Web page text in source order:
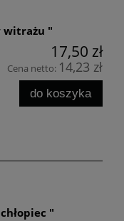
witrażu "
17,50 zł
Cena netto: 14,23 zł
do koszyka
"